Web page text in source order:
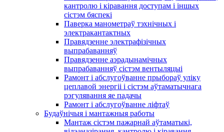
кантролю і кіравання доступам і іншых
сістэм бяспекі
Паверка манометраў тэхнічных і
электракантактных
Правядзенне электрафізічных
выпрабаванняў
Правядзенне аэрадынамічных
выпрабаванняў сістэм вентыляцыі
Рамонт і абслугоўванне прыбораў уліку
цеплавой энергіі і сістэм аўтаматычнага
рэгулявання яе падачы
Рамонт і абслугоўванне ліфтаў
Будаўнічыя і мантажныя работы
Мантаж сістэм пажарнай аўтаматыкі,